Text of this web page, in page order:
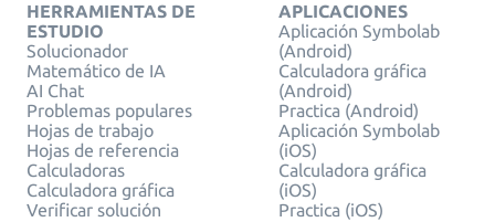
HERRAMIENTAS DE
ESTUDIO
Solucionador
Matemático de IA
AI Chat
Problemas populares
Hojas de trabajo
Hojas de referencia
Calculadoras
Calculadora gráfica
Verificar solución
APLICACIONES
Aplicación Symbolab
(Android)
Calculadora gráfica
(Android)
Practica (Android)
Aplicación Symbolab
(iOS)
Calculadora gráfica
(iOS)
Practica (iOS)